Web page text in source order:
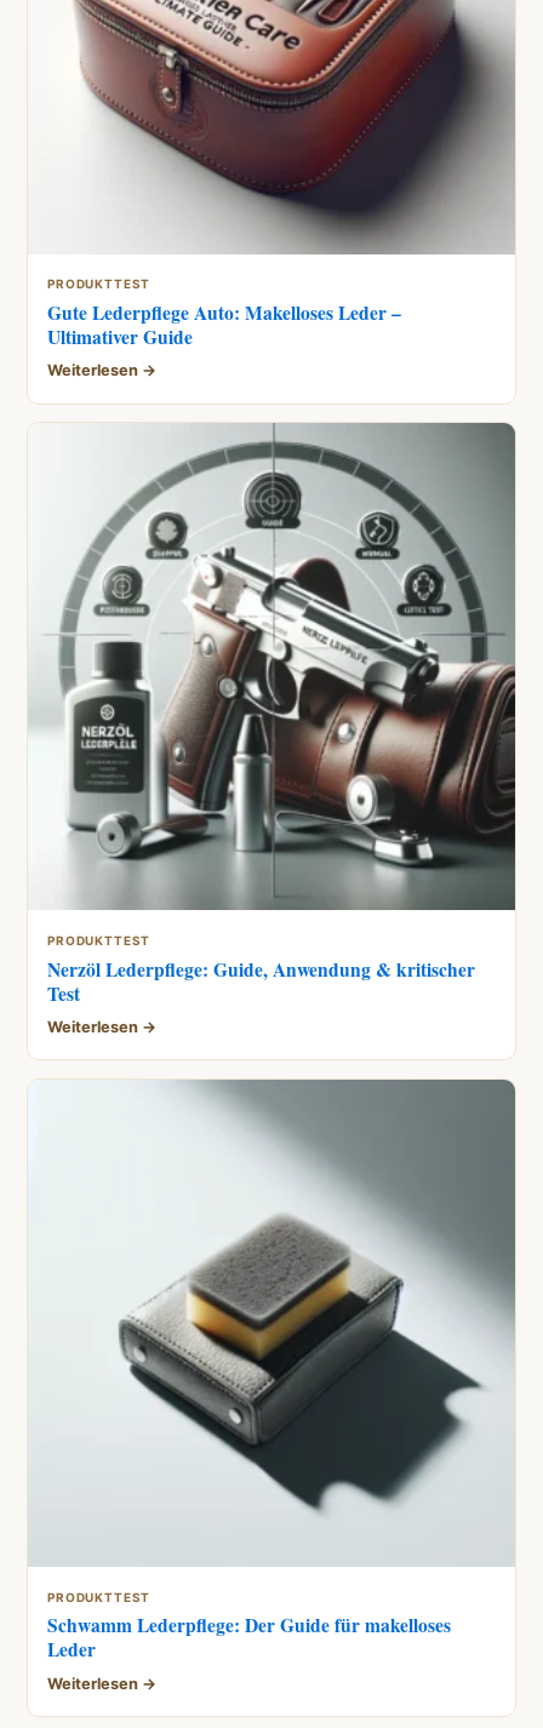
PRODUKTTEST
Gute Lederpflege Auto: Makelloses Leder –
Ultimativer Guide
Weiterlesen →
PRODUKTTEST
Nerzöl Lederpflege: Guide, Anwendung & kritischer
Test
Weiterlesen →
PRODUKTTEST
Schwamm Lederpflege: Der Guide für makelloses
Leder
Weiterlesen →